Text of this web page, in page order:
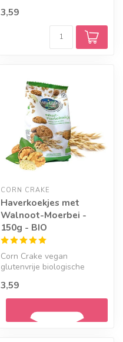
3,59
CORN CRAKE
Haverkoekjes met
Walnoot-Moerbei -
150g - BIO
Corn Crake vegan
glutenvrije biologische
3,59